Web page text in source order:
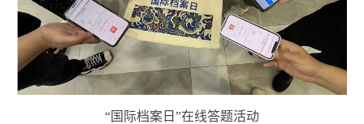
“国际档案日”在线答题活动